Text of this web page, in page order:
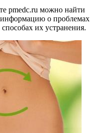
pmedc.ru можно найти
о проблемах
их устранения.